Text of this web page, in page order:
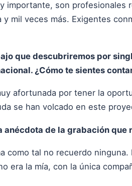
importante, son profesionales
y mil veces más. Exigentes
que descubriremos por
¿Cómo te sientes
afortunada por tener la
se han volcado en este
anécdota de la grabación que
como tal no recuerdo
era la mía, con la única